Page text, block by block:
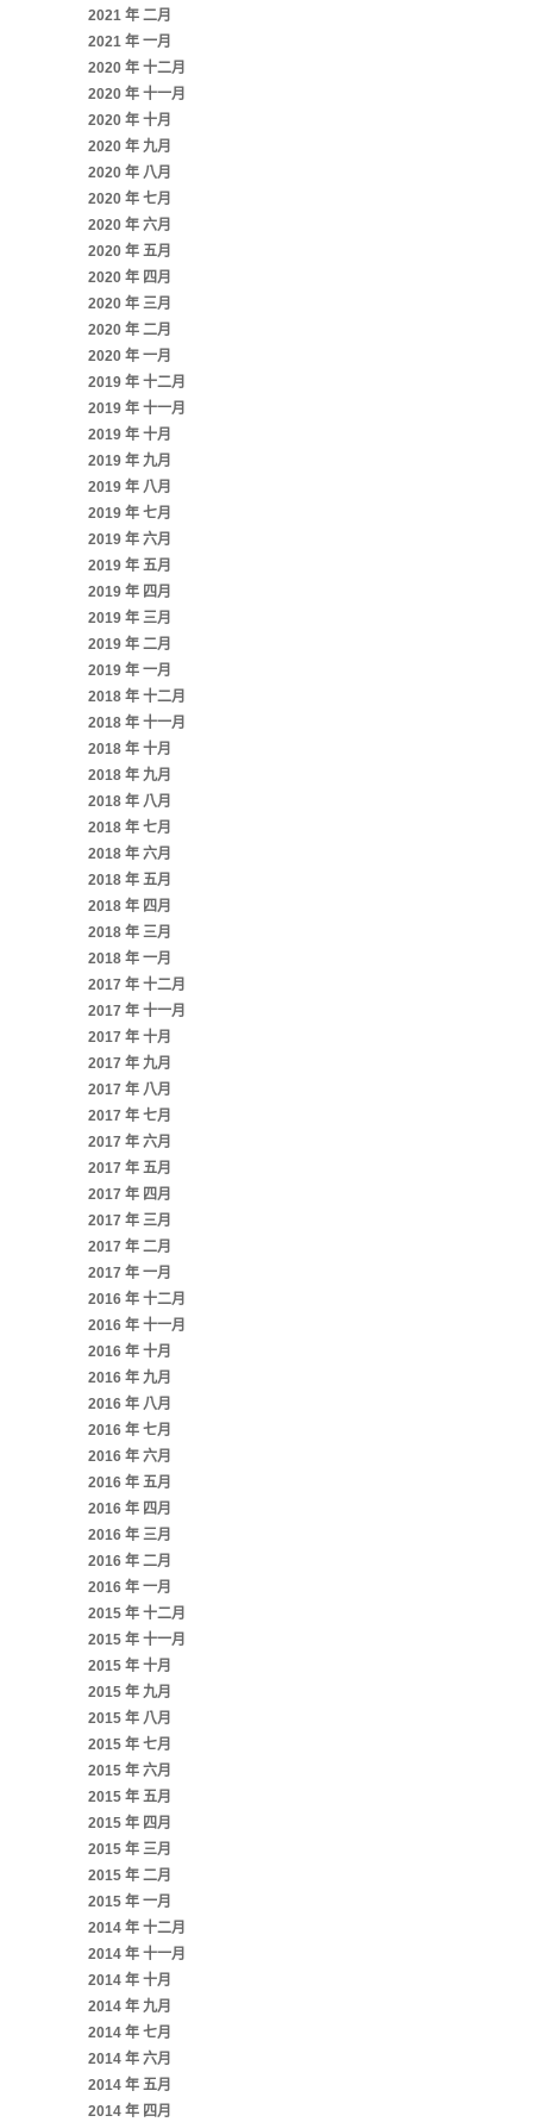
2021 年 二月
2021 年 一月
2020 年 十二月
2020 年 十一月
2020 年 十月
2020 年 九月
2020 年 八月
2020 年 七月
2020 年 六月
2020 年 五月
2020 年 四月
2020 年 三月
2020 年 二月
2020 年 一月
2019 年 十二月
2019 年 十一月
2019 年 十月
2019 年 九月
2019 年 八月
2019 年 七月
2019 年 六月
2019 年 五月
2019 年 四月
2019 年 三月
2019 年 二月
2019 年 一月
2018 年 十二月
2018 年 十一月
2018 年 十月
2018 年 九月
2018 年 八月
2018 年 七月
2018 年 六月
2018 年 五月
2018 年 四月
2018 年 三月
2018 年 一月
2017 年 十二月
2017 年 十一月
2017 年 十月
2017 年 九月
2017 年 八月
2017 年 七月
2017 年 六月
2017 年 五月
2017 年 四月
2017 年 三月
2017 年 二月
2017 年 一月
2016 年 十二月
2016 年 十一月
2016 年 十月
2016 年 九月
2016 年 八月
2016 年 七月
2016 年 六月
2016 年 五月
2016 年 四月
2016 年 三月
2016 年 二月
2016 年 一月
2015 年 十二月
2015 年 十一月
2015 年 十月
2015 年 九月
2015 年 八月
2015 年 七月
2015 年 六月
2015 年 五月
2015 年 四月
2015 年 三月
2015 年 二月
2015 年 一月
2014 年 十二月
2014 年 十一月
2014 年 十月
2014 年 九月
2014 年 七月
2014 年 六月
2014 年 五月
2014 年 四月